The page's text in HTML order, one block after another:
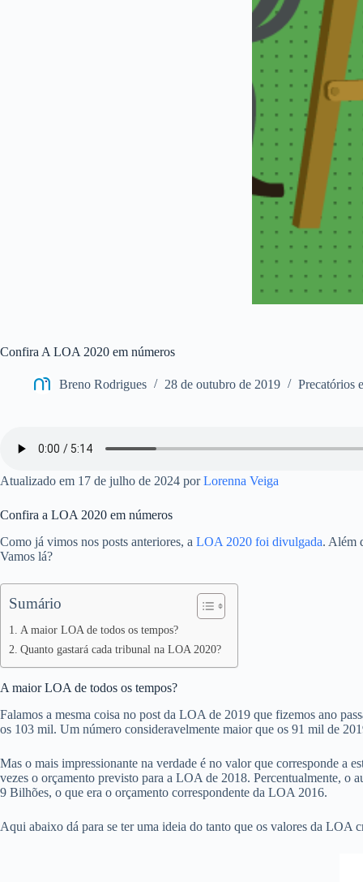
Confira A LOA 2020 em números
Breno Rodrigues 28 de outubro de 2019 Precatórios
Atualizado em 17 de julho de 2024 porLorenna Veiga
Confira a LOA 2020 em números
Como já vimos nos posts anteriores, a LOA 2020 foi divulgada. Além
Vamos lá?
Sumário
A maior LOA de todos os tempos?
Quanto gastará cada tribunal na LOA 2020?
A maior LOA de todos os tempos?
Falamos a mesma coisa no post da LOA de 2019 que fizemos ano
os 103 mil. Um número consideravelmente maior que os 91 mil de
Mas o mais impressionante na verdade é no valor que corresponde a
vezes o orçamento previsto para a LOA de 2018. Percentualmente, o
9 Bilhões, o que era o orçamento correspondente da LOA 2016.
Aqui abaixo dá para se ter uma ideia do tanto que os valores da LOA